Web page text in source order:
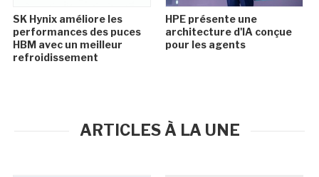
SK Hynix améliore les
performances des puces
HBM avec un meilleur
refroidissement
HPE présente une
architecture d'IA conçue
pour les agents
ARTICLES À LA UNE